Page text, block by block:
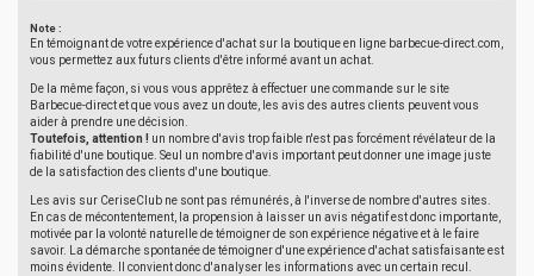
Note :
En témoignant de votre expérience d'achat sur la boutique en ligne barbecue-direct.com,
vous permettez aux futurs clients d'être informé avant un achat.
De la même façon, si vous vous apprêtez à effectuer une commande sur le site
Barbecue-direct et que vous avez un doute, les avis des autres clients peuvent vous
aider à prendre une décision.
Toutefois, attention ! un nombre d'avis trop faible n'est pas forcément révélateur de la
fiabilité d'une boutique. Seul un nombre d'avis important peut donner une image juste
de la satisfaction des clients d'une boutique.
Les avis sur CeriseClub ne sont pas rémunérés, à l'inverse de nombre d'autres sites.
En cas de mécontentement, la propension à laisser un avis négatif est donc importante,
motivée par la volonté naturelle de témoigner de son expérience négative et à le faire
savoir. La démarche spontanée de témoigner d'une expérience d'achat satisfaisante est
moins évidente. Il convient donc d'analyser les informations avec un certain recul.